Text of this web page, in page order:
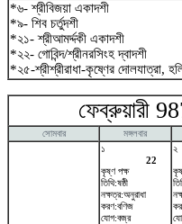
*৬- শ্রীবিজয়া একাদশী
*৯- শিব চর্তুদশী
*২১- শ্রীআমর্দ্দকী একাদশী
*২২- গোবিন্দ/শ্রীনরসিংহ দ্বাদশী
*২৫-শ্রীশ্রীরাধা-কৃষ্ণের দোলযাত্রা,
সোমবার মঙ্গলবার
১
22
কৃষ্ণ পক্ষ
তিথি:ষষ্ঠী
নক্ষত্র:অনুরাধা
করণ:বণিজ
যোগ:বজ্র
২